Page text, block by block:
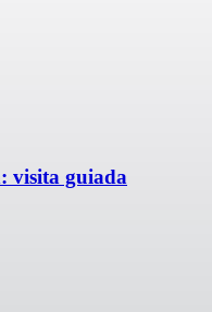
visita guiada